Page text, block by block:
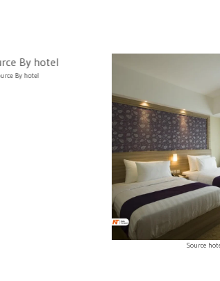
Source hotel